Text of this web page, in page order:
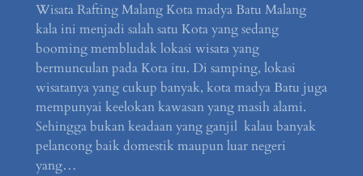
Wisata Rafting Malang Kota madya Batu Malang
kala ini menjadi salah satu Kota yang sedang
booming membludak lokasi wisata yang
bermunculan pada Kota itu. Di samping, lokasi
wisatanya yang cukup banyak, kota madya Batu juga
mempunyai keelokan kawasan yang masih alami.
Sehingga bukan keadaan yang ganjil kalau banyak
pelancong baik domestik maupun luar negeri
yang…